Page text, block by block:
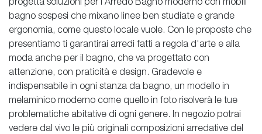
progetta soluzioni per l’Arredo Bagno moderno con mobili
bagno sospesi che mixano linee ben studiate e grande
ergonomia, come questo locale vuole. Con le proposte che
presentiamo ti garantirai arredi fatti a regola d'arte e alla
moda anche per il bagno, che va progettato con
attenzione, con praticità e design. Gradevole e
indispensabile in ogni stanza da bagno, un modello in
melaminico moderno come quello in foto risolverà le tue
problematiche abitative di ogni genere. In negozio potrai
vedere dal vivo le più originali composizioni arredative del